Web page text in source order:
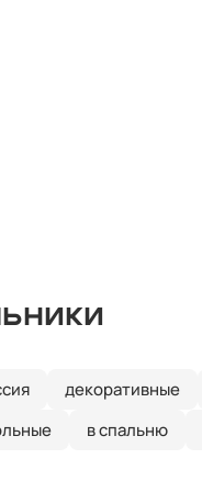
декоративные
в спальню